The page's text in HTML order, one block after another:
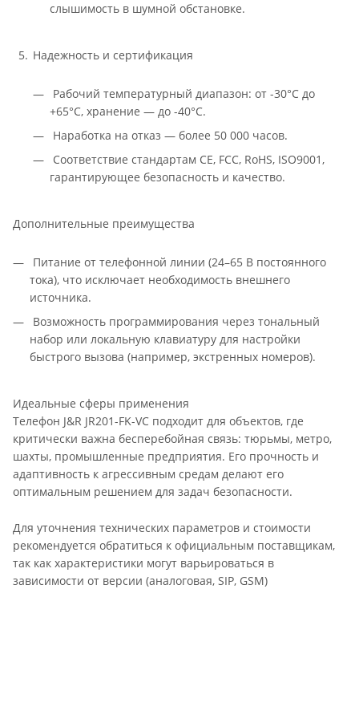
слышимость в шумной обстановке.
Надежность и сертификация
Рабочий температурный диапазон: от -30°C до
+65°C, хранение — до -40°C.
Наработка на отказ — более 50 000 часов.
Соответствие стандартам CE, FCC, RoHS, ISO9001,
гарантирующее безопасность и качество.
Дополнительные преимущества
Питание от телефонной линии (24–65 В постоянного
тока), что исключает необходимость внешнего
источника.
Возможность программирования через тональный
набор или локальную клавиатуру для настройки
быстрого вызова (например, экстренных номеров).
Идеальные сферы применения
Телефон J&R JR201-FK-VC подходит для объектов, где
критически важна бесперебойная связь: тюрьмы, метро,
шахты, промышленные предприятия. Его прочность и
адаптивность к агрессивным средам делают его
оптимальным решением для задач безопасности.
Для уточнения технических параметров и стоимости
рекомендуется обратиться к официальным поставщикам,
так как характеристики могут варьироваться в
зависимости от версии (аналоговая, SIP, GSM)